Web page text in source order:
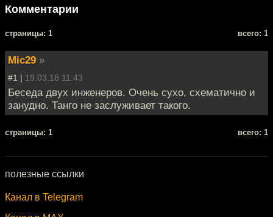
Комментарии
cтраницы: 1 всего: 1
Mic29 »
#1 | 19.03.18 11:43
Беседа двух инженеров. Очень сухо, схематично и
занудно. Танго не заслуживает такого.
cтраницы: 1 всего: 1
полезные ссылки
Канал в Telegram